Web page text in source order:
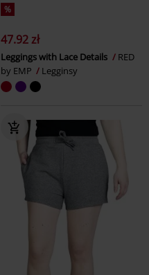
%
47.92 zł
Leggings with Lace Details
RED
by EMP
Legginsy